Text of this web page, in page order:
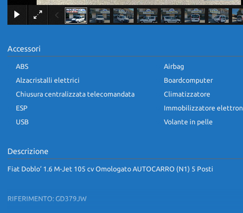
Accessori
ABS
Alzacristalli elettrici
Chiusura centralizzata telecomandata
ESP
USB
Airbag
Boardcomputer
Climatizzatore
Immobilizzatore
Volante in pelle
Descrizione
Fiat Doblo’ 1.6 M-Jet 105 cv Omologato AUTOCARRO (N1) 5 Posti
RIFERIMENTO: GD379JW